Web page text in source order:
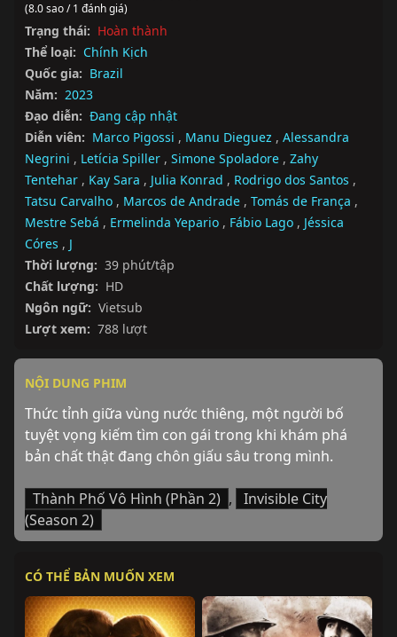
(8.0 sao / 1 đánh giá)
Trạng thái: Hoàn thành
Thể loại: Chính Kịch
Quốc gia: Brazil
Năm: 2023
Đạo diễn: Đang cập nhật
Diễn viên: Marco Pigossi , Manu Dieguez , Alessandra
Negrini , Letícia Spiller , Simone Spoladore , Zahy
Tentehar , Kay Sara , Julia Konrad , Rodrigo dos Santos ,
Tatsu Carvalho , Marcos de Andrade , Tomás de França ,
Mestre Sebá , Ermelinda Yepario , Fábio Lago , Jéssica
Córes , J
Thời lượng: 39 phút/tập
Chất lượng: HD
Ngôn ngữ: Vietsub
Lượt xem: 788 lượt
NỘI DUNG PHIM
Thức tỉnh giữa vùng nước thiêng, một người bố
tuyệt vọng kiếm tìm con gái trong khi khám phá
bản chất thật đang chôn giấu sâu trong mình.
Thành Phố Vô Hình (Phần 2) ,
Invisible City
(Season 2)
CÓ THỂ BẢN MUỐN XEM